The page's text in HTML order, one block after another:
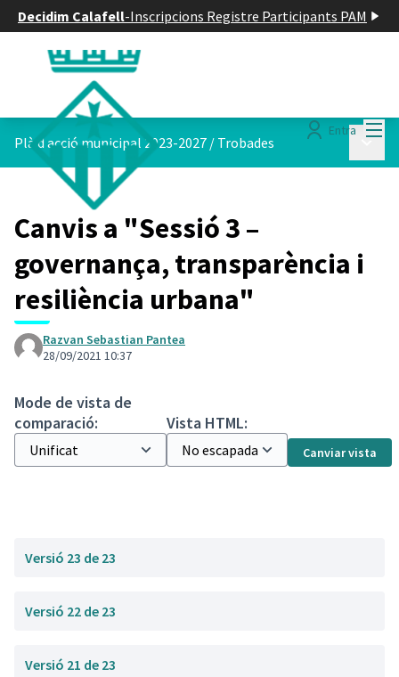
Decidim Calafell-Inscripcions Registre Participants PAM
Entra
Plà d acció municipal 2023-2027 / Trobades
Canvis a "Sessió 3 –
governança, transparència i
resiliència urbana"
Razvan Sebastian Pantea
28/09/2021 10:37
Mode de vista de
comparació:
Vista HTML:
Canviar vista
Versió 23 de 23
Versió 22 de 23
Versió 21 de 23